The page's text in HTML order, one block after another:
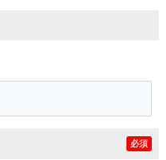
必須